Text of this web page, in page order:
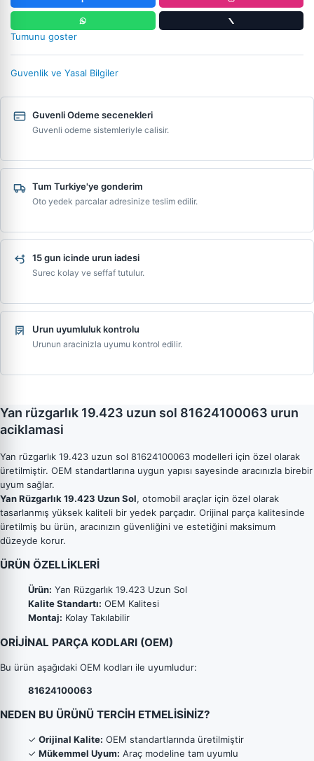
Tumunu goster
Guvenlik ve Yasal Bilgiler
Guvenli Odeme secenekleri
Guvenli odeme sistemleriyle calisir.
Tum Turkiye'ye gonderim
Oto yedek parcalar adresinize teslim edilir.
15 gun icinde urun iadesi
Surec kolay ve seffaf tutulur.
Urun uyumluluk kontrolu
Urunun aracinizla uyumu kontrol edilir.
Yan rüzgarlık 19.423 uzun sol 81624100063 urun
aciklamasi
Yan rüzgarlık 19.423 uzun sol 81624100063 modelleri için özel olarak
üretilmiştir. OEM standartlarına uygun yapısı sayesinde aracınızla birebir
uyum sağlar.
Yan Rüzgarlık 19.423 Uzun Sol, otomobil araçlar için özel olarak
tasarlanmış yüksek kaliteli bir yedek parçadır. Orijinal parça kalitesinde
üretilmiş bu ürün, aracınızın güvenliğini ve estetiğini maksimum
düzeyde korur.
ÜRÜN ÖZELLİKLERİ
Ürün: Yan Rüzgarlık 19.423 Uzun Sol
Kalite Standartı: OEM Kalitesi
Montaj: Kolay Takılabilir
ORİJİNAL PARÇA KODLARI (OEM)
Bu ürün aşağıdaki OEM kodları ile uyumludur:
81624100063
NEDEN BU ÜRÜNÜ TERCİH ETMELİSİNİZ?
✓ Orijinal Kalite: OEM standartlarında üretilmiştir
✓ Mükemmel Uyum: Araç modeline tam uyumlu